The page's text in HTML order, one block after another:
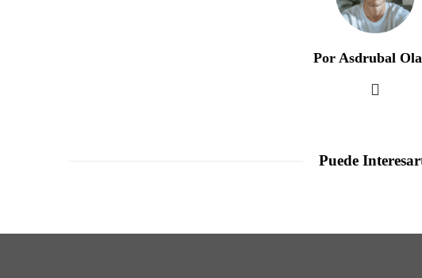
Por Asdrubal
Puede